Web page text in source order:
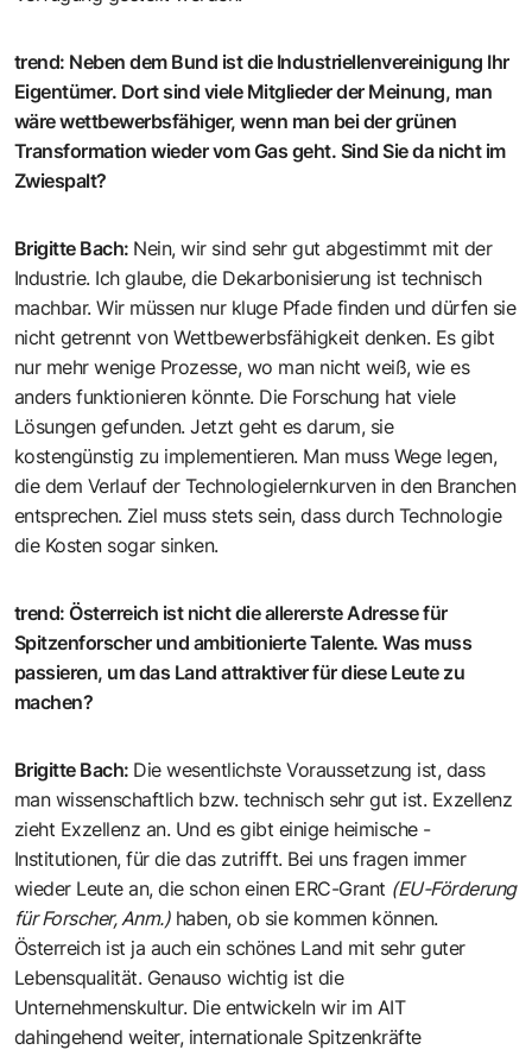
trend: Neben dem Bund ist die Industriellenvereinigung Ihr
Eigentümer. Dort sind viele Mitglieder der Meinung, man
wäre wettbewerbsfähiger, wenn man bei der grünen
Transformation wieder vom Gas geht. Sind Sie da nicht im
Zwiespalt?
Brigitte Bach: Nein, wir sind sehr gut abgestimmt mit der
Industrie. Ich glaube, die Dekarbo­nisierung ist technisch
machbar. Wir müssen nur kluge Pfade finden und dürfen sie
nicht getrennt von Wettbewerbs­fähigkeit denken. Es gibt
nur mehr ­wenige Prozesse, wo man nicht weiß, wie es
anders funktionieren könnte. Die ­Forschung hat viele
Lösungen gefunden. Jetzt geht es darum, sie
kostengünstig zu implementieren. Man muss Wege legen,
die dem Verlauf der Technologielernkurven in den Branchen
entsprechen. Ziel muss stets sein, dass durch Technologie
die Kosten sogar sinken.
trend:Österreich ist nicht die allererste Adresse für
Spitzenforscher und ambitionierte Talente. Was muss
passieren, um das Land attraktiver für diese Leute zu
machen?
Brigitte Bach: Die wesentlichste Voraussetzung ist, dass
man wissenschaftlich bzw. technisch sehr gut ist. Exzellenz
zieht Exzellenz an. Und es gibt einige heimische ­
Institutionen, für die das zutrifft. Bei uns fragen immer
wieder Leute an, die schon einen ERC-Grant (EU-Förderung
für Forscher, Anm.)haben, ob sie kommen können.
Österreich ist ja auch ein schönes Land mit sehr guter
Lebensqualität. Genauso wichtig ist die
Unternehmenskultur. Die entwickeln wir im AIT
dahingehend weiter, internationale Spitzenkräfte